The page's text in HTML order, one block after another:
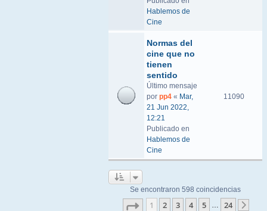
Hablemos de
Cine
Normas del
cine que no
tienen
sentido
Último mensaje
por pp4 « Mar,
21 Jun 2022,
12:21
Publicado en
Hablemos de
Cine
11090
Se encontraron 598 coincidencias
Página de 24
1 2 3 4 5 … 24